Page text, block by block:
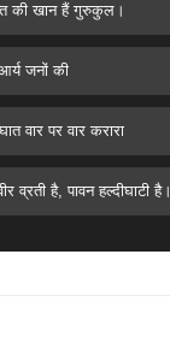
की खान हैं गुरुकुल।
जनों की
वार पर वार करारा
व्रती है, पावन हल्दीघाटी है।